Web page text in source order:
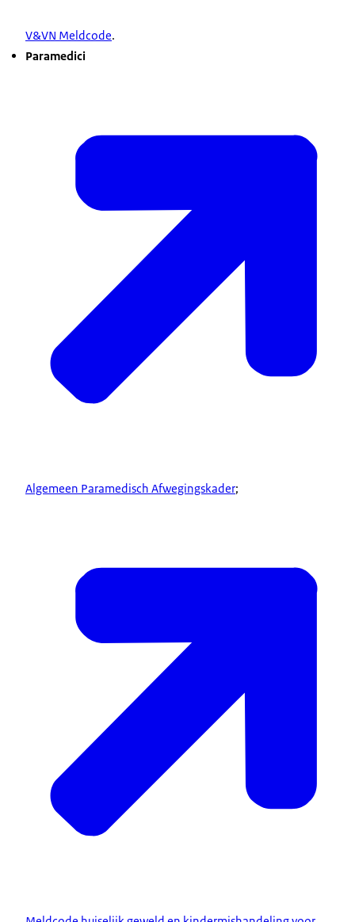
V&VN Meldcode.
Paramedici
Algemeen Paramedisch Afwegingskader;